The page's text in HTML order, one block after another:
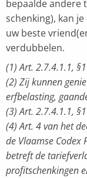
bepaalde andere
schenking), kan
uw beste
verdubbelen.
(1) Art. 2.7.4.1.1, §1
(2) Zij kunnen
erfbelasting,
(3) Art. 2.7.4.1.1, §1
(4) Art. 4 van het
de Vlaamse Codex
betreft de
profitschenkingen